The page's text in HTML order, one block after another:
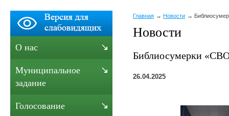
Главная Новости
Новости
Библиосумерки
26.04.2025
О нас
Муниципальное
задание
Голосование